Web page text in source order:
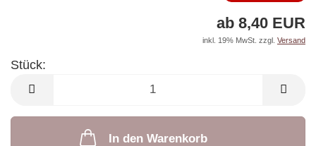
ab 8,40 EUR
inkl. 19% MwSt. zzgl. Versand
Stück:
Stück
In den Warenkorb